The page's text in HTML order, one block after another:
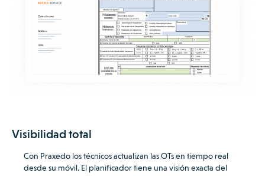
Visibilidad total
Con Praxedo los técnicos actualizan las OTs en tiempo real
desde su móvil. El planificador tiene una visión exacta del